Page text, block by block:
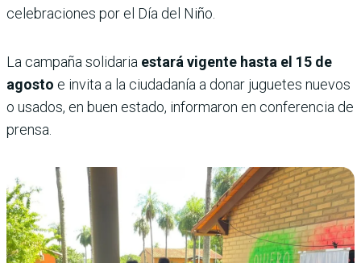
celebraciones por el Día del Niño.
La campaña solidaria estará vigente hasta el 15 de
agosto e invita a la ciudadanía a donar juguetes nuevos
o usados, en buen estado, informaron en conferencia de
prensa.